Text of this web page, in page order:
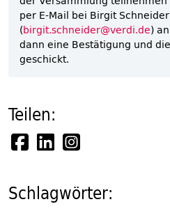
per E-Mail bei Birgit Schneider
(birgit.schneider@verdi.de)
dann eine Bestätigung und
geschickt.
Teilen:
Schlagwörter: